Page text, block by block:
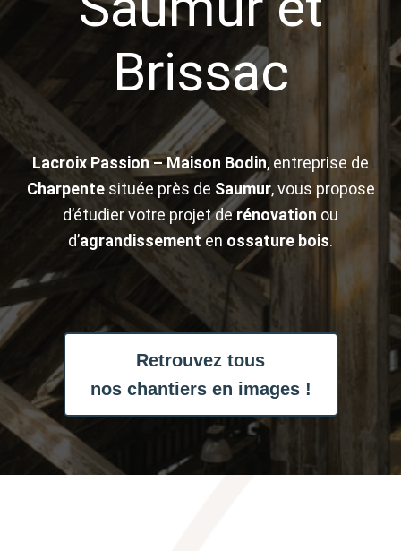
Brissac
Lacroix Passion – Maison Bodin, entreprise de
Charpentesituée près de Saumur, vous propose
d’étudier votre projet derénovation ou
d’agrandissementen ossature bois.
Retrouvez tous
nos chantiers en images !